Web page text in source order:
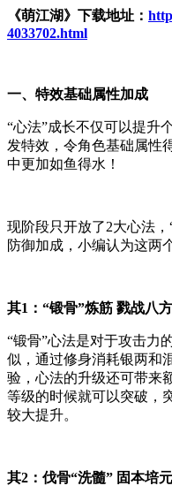
《萌江湖》下载地址：
4033702.html
一、特效基础属性加成
“心法”成长不仅可以提升
发特效，令角色基础属性
中更加如鱼得水！
现阶段只开放了2大心法
防御加成，小编认为这两
其1：“锻骨”炼筋 戮战八方
“锻骨”心法是对于攻击力
似，通过修身消耗银两和
验，心法的升级还可带来
等级的时候就可以突破，
较大提升。
其2：伐骨“洗髓” 固本培元